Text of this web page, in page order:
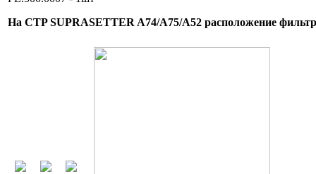
На CTP SUPRASETTER A74/A75/A52 расположение